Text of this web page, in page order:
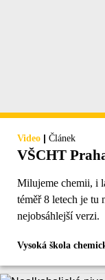
Video | Článek
VŠCHT
Milujeme chemii, i
téměř 8 letech je tu
nejobsáhlejší verzi.
Vysoká škola